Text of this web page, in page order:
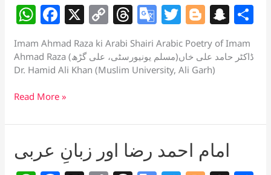
W
h
at
s
A
p
F
a
c
e
b
o
k
X C
o
p
y
k
T
h
re
a
G
o
o
gl
a
n
sl
T
w
itt
er
Bl
o
g
g
S
n
a
at
Imam Ahmad Raza ki Arabi Shairi Arabic Poetry of Imam
Ahmad Raza ڈاکٹر حامد علی خاں(مسلم یونیورسٹی، علی گڑھ)
Dr. Hamid Ali Khan (Muslim University, Ali Garh)
امام
رضا
عربی
شاعری
Read More »
امام احمد رضا اور زبانِ عربی